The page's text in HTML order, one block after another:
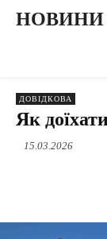
НОВИНИ
ДОВІДКОВА
Як
15.03.2026